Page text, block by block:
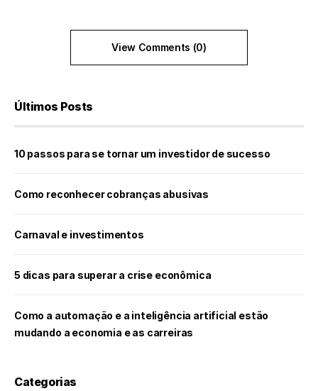
View Comments (0)
Últimos Posts
10 passos para se tornar um investidor de sucesso
Como reconhecer cobranças abusivas
Carnaval e investimentos
5 dicas para superar a crise econômica
Como a automação e a inteligência artificial estão
mudando a economia e as carreiras
Categorias